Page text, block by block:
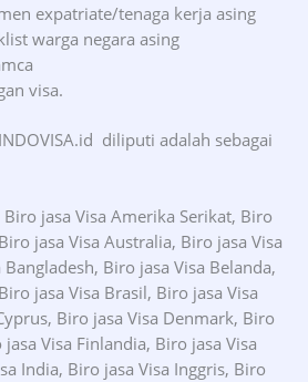
expatriate/tenaga kerja asing
warga negara asing
visa.
diliputi adalah sebagai
jasa Visa Amerika Serikat, Biro
jasa Visa Australia, Biro jasa Visa
Biro jasa Visa Belanda,
jasa Visa Brasil, Biro jasa Visa
Biro jasa Visa Denmark, Biro
Visa Finlandia, Biro jasa Visa
India, Biro jasa Visa Inggris, Biro